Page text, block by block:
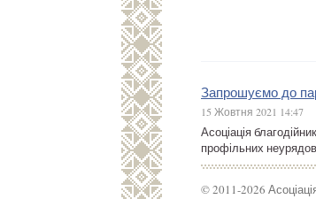
Запрошуємо до
15 Жовтня 2021 14:47
Асоціація
профільних
© 2011-2026